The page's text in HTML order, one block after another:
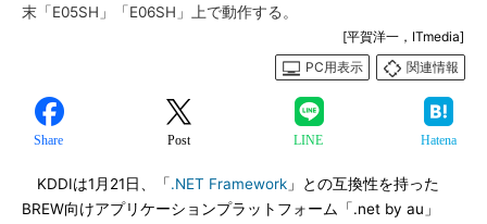
末「E05SH」「E06SH」上で動作する。
[平賀洋一，ITmedia]
PC用表示
関連情報
Share Post LINE Hatena
KDDIは1月21日、「.NET Framework 」との互換性を持った
BREW向けアプリケーションプラットフォーム「.net by au」